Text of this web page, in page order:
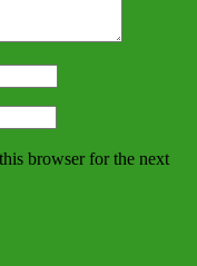
browser for the next